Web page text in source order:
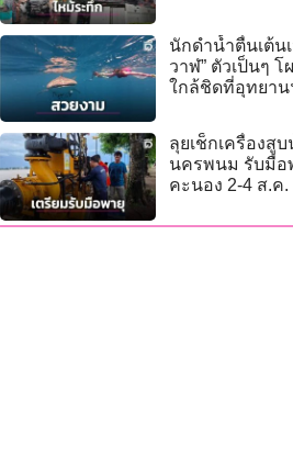
นักดำน้ำตื่นเต้น
วาฬ” ตัวเป็นๆ
ใกล้ชิดที่อุทยาน
ลุยเช็กเครื่องสู
นครพนม รับมือ
คะนอง 2-4 ส.ค.